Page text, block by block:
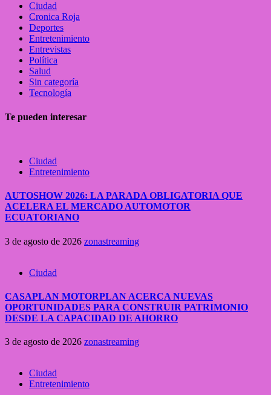
Ciudad
Cronica Roja
Deportes
Entretenimiento
Entrevistas
Política
Salud
Sin categoría
Tecnología
Te pueden interesar
Ciudad
Entretenimiento
AUTOSHOW 2026: LA PARADA OBLIGATORIA QUE
ACELERA EL MERCADO AUTOMOTOR
ECUATORIANO
3 de agosto de 2026 zonastreaming
Ciudad
CASAPLAN MOTORPLAN ACERCA NUEVAS
OPORTUNIDADES PARA CONSTRUIR PATRIMONIO
DESDE LA CAPACIDAD DE AHORRO
3 de agosto de 2026 zonastreaming
Ciudad
Entretenimiento